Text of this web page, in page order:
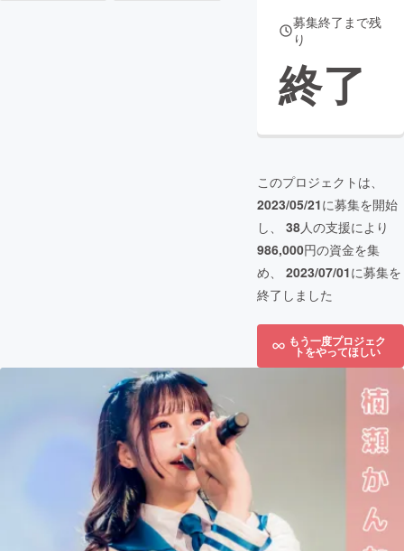
募集終了まで残
り
終了
このプロジェクトは、
2023/05/21に募集を開始
し、 38人の支援により
986,000円の資金を集
め、 2023/07/01に募集を
終了しました
もう一度プロジェク
トをやってほしい